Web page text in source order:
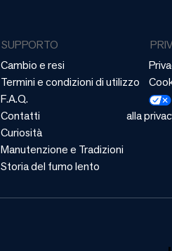
SUPPORTO
Cambio e resi
Termini e condizioni di utilizzo
F.A.Q.
Contatti
Curiosità
Manutenzione e Tradizioni
Storia del fumo lento
alla